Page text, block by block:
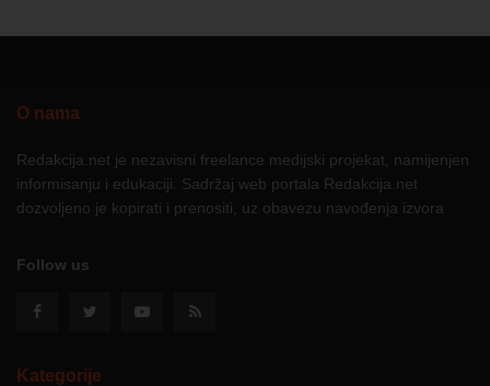
O nama
Redakcija.net je nezavisni freelance medijski projekat, namijenjen
informisanju i edukaciji. Sadržaj web portala Redakcija.net
dozvoljeno je kopirati i prenositi, uz obavezu navođenja izvora
Follow us
Kategorije